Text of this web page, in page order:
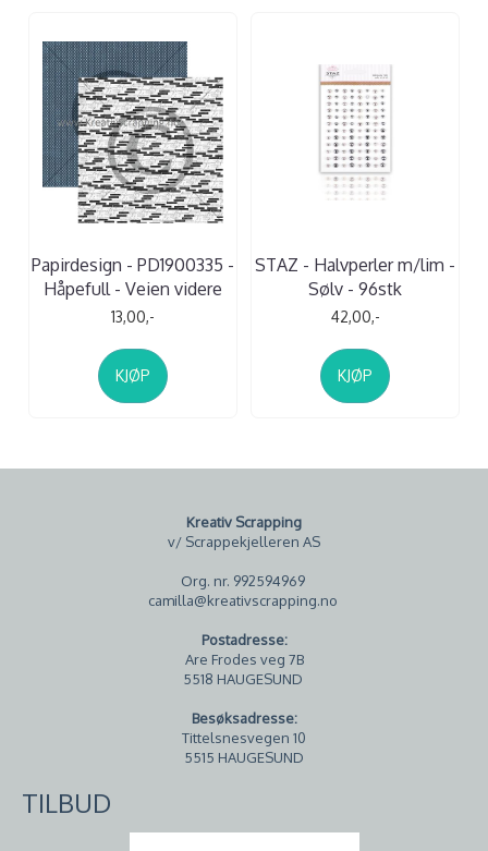
Papirdesign - PD1900335 -
Håpefull - Veien videre
13,00,-
KJØP
STAZ - Halvperler m/lim -
Sølv - 96stk
42,00,-
KJØP
Kreativ Scrapping
v/ Scrappekjelleren AS
Org. nr. 992594969
camilla@kreativscrapping.no
Postadresse:
Are Frodes veg 7B
5518 HAUGESUND
Besøksadresse:
Tittelsnesvegen 10
5515 HAUGESUND
TILBUD